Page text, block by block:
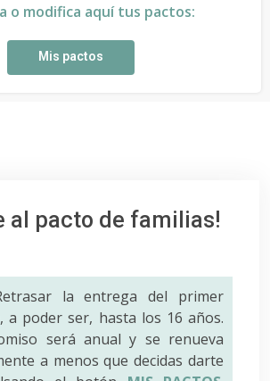
o modifica aquí tus pactos:
Mis pactos
al pacto de familias!
la entrega del primer
a poder ser, hasta los 16 años.
será anual y se renueva
a menos que decidas darte